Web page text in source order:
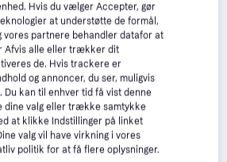
Hvis du vælger Accepter, gør
at understøtte de formål,
vores partnere behandler datafor at
Afvis alle eller trækker dit
de. Hvis trackere er
og annoncer, du ser, muligvis
Du kan til enhver tid få vist denne
dine valg eller trække samtykke
at klikke Indstillinger på linket
valg vil have virkning i vores
politik for at få flere oplysninger.